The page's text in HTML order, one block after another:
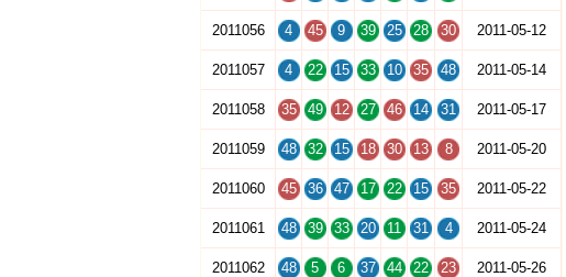
2011056 4 45 9 39 25 28 30 2011-05-12
2011057 4 22 15 33 10 35 48 2011-05-14
2011058 35 49 12 27 46 14 31 2011-05-17
2011059 48 32 15 18 30 13 8 2011-05-20
2011060 45 36 47 17 22 15 35 2011-05-22
2011061 48 39 33 20 11 31 4 2011-05-24
2011062 48 5 6 37 44 22 23 2011-05-26